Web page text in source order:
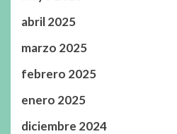
abril 2025
marzo 2025
febrero 2025
enero 2025
diciembre 2024